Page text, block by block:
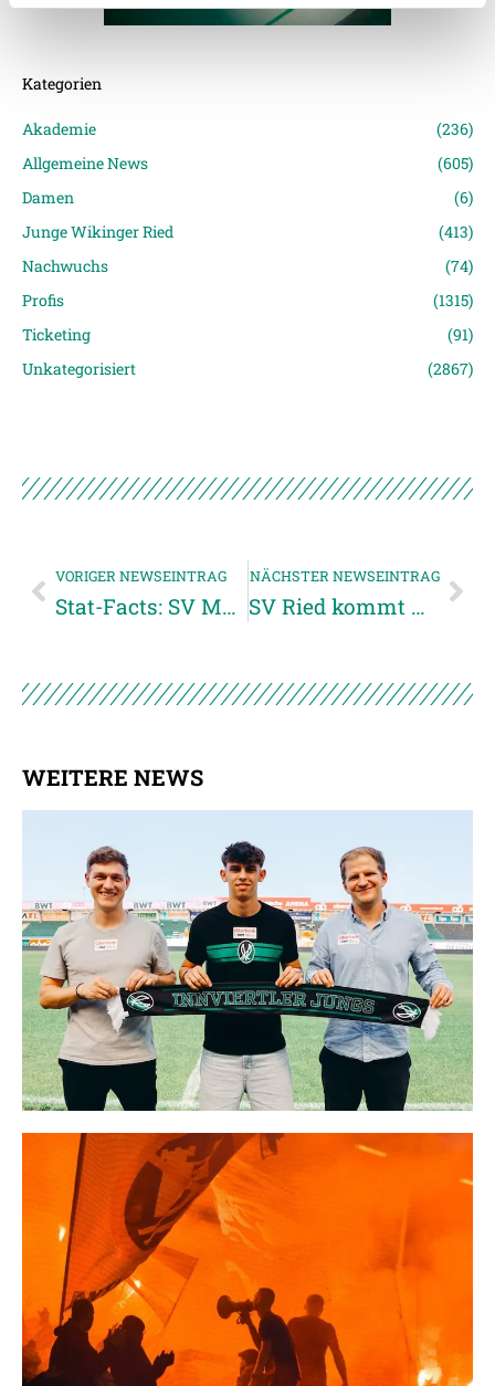
Empfänger entnehmen Sie unserer
Datenschutzerklärung
Kategorien
Akademie
(236)
Allgemeine News
(605)
Damen
(6)
Junge Wikinger Ried
(413)
Nachwuchs
(74)
Profis
(1315)
Ticketing
(91)
Unkategorisiert
(2867)
VORIGER NEWSEINTRAG
Stat-Facts: SV Mattersburg vs. SV Ried
NÄCHSTER NEWSEINTRAG
SV Ried kommt mit 1:4 unter die Räder
WEITERE NEWS